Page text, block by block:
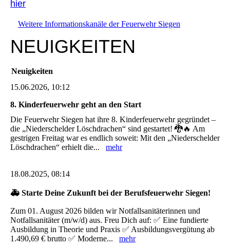
hier
Weitere Informationskanäle der Feuerwehr Siegen
NEUIGKEITEN
Neuigkeiten
15.06.2026, 10:12
8. Kinderfeuerwehr geht an den Start
Die Feuerwehr Siegen hat ihre 8. Kinderfeuerwehr gegründet –
die „Niederschelder Löschdrachen“ sind gestartet! 🐉🔥 Am
gestrigen Freitag war es endlich soweit: Mit den „Niederschelder
Löschdrachen“ erhielt die... mehr
18.08.2025, 08:14
🚑 Starte Deine Zukunft bei der Berufsfeuerwehr Siegen!
Zum 01. August 2026 bilden wir Notfallsanitäterinnen und
Notfallsanitäter (m/w/d) aus. Freu Dich auf: ✅ Eine fundierte
Ausbildung in Theorie und Praxis ✅ Ausbildungsvergütung ab
1.490,69 € brutto ✅ Moderne... mehr